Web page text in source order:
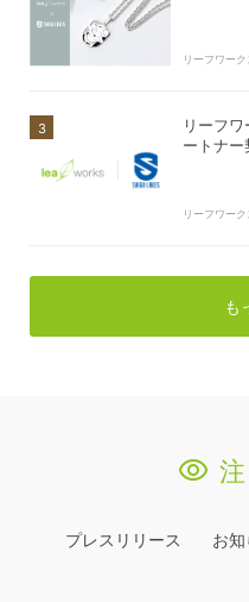
リーフワー
リーフ
ートナー
リーフワー
も
プレスリリース お